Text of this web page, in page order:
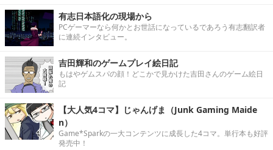
有志日本語化の現場から
PCゲーマーなら何かとお世話になっているであろう有志翻訳者
に連続インタビュー。
吉田輝和のゲームプレイ絵日記
もはやゲムスパの顔！どこかで見かけた吉田さんのゲーム絵日
記
【大人気4コマ】じゃんげま（Junk Gaming Maide
n）
Game*Sparkの一大コンテンツに成長した4コマ。単行本も好評
発売中！